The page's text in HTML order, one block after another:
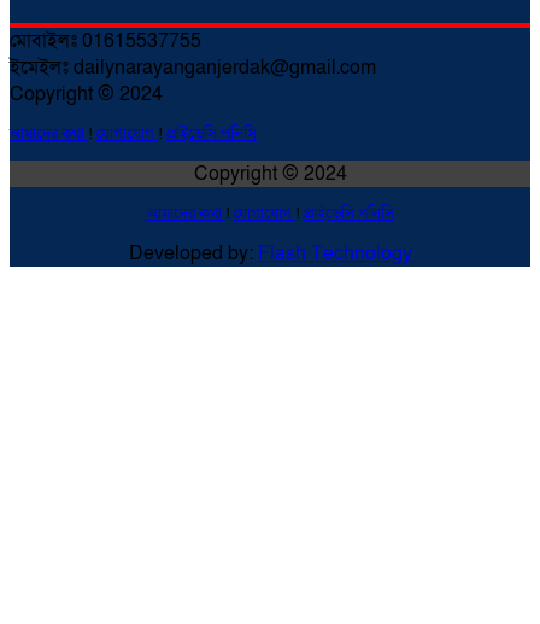
মোবাইলঃ 01615537755
ইমেইলঃ dailynarayanganjerdak@gmail.com
Copyright © 2024
আমাদের কথা! যোগাযোগ ! প্রাইভেসি পলিসি
Copyright © 2024
আমাদের কথা! যোগাযোগ ! প্রাইভেসি পলিসি
Developed by: Flash Technology